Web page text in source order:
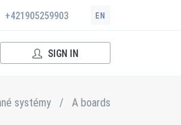
+421905259903 EN
SIGN IN
systémy / A boards